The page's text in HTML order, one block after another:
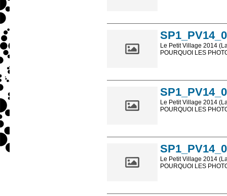
Le Petit Village 2014
POURQUOI LES
Le Petit Village 2014
POURQUOI LES
Le Petit Village 2014
POURQUOI LES